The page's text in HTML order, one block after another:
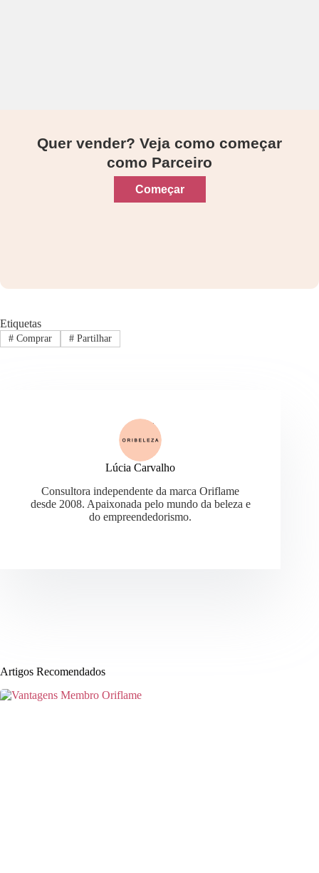
Quer vender? Veja como começar
como Parceiro
Começar
Etiquetas
#Comprar #Partilhar
Lúcia Carvalho
Consultora independente da marca Oriflame
desde 2008. Apaixonada pelo mundo da beleza e
do empreendedorismo.
Artigos Recomendados